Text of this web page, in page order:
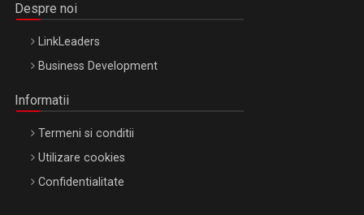
Despre noi
LinkLeaders
Business Development
Informatii
Termeni si conditii
Utilizare cookies
Confidentialitate